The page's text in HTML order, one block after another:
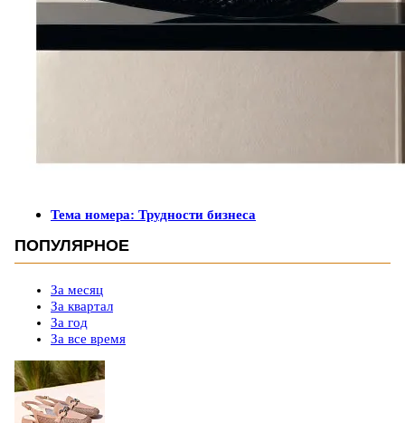
Тема номера: Трудности бизнеса
ПОПУЛЯРНОЕ
За месяц
За квартал
За год
За все время